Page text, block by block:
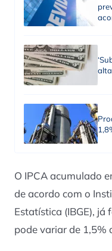
O IPCA acumulado
de acordo com o
Estatística (IBGE),
pode variar de 1,5%